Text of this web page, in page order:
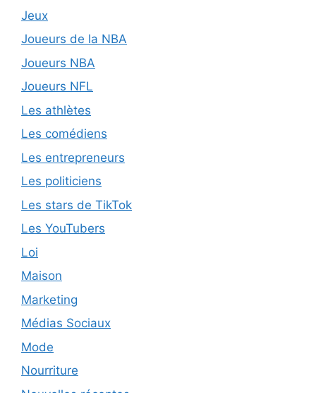
Jeux
Joueurs de la NBA
Joueurs NBA
Joueurs NFL
Les athlètes
Les comédiens
Les entrepreneurs
Les politiciens
Les stars de TikTok
Les YouTubers
Loi
Maison
Marketing
Médias Sociaux
Mode
Nourriture